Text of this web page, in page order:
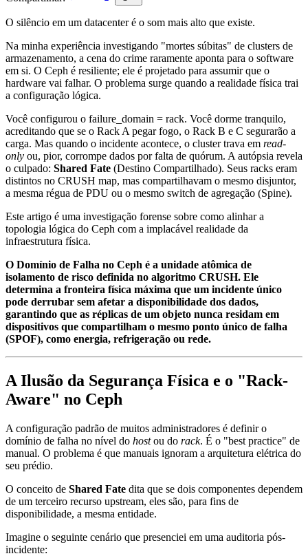
O silêncio em um datacenter é o som mais alto que existe.
Na minha experiência investigando "mortes súbitas" de clusters de
armazenamento, a cena do crime raramente aponta para o software
em si. O Ceph é resiliente; ele é projetado para assumir que o
hardware vai falhar. O problema surge quando a realidade física trai
a configuração lógica.
Você configurou o failure_domain = rack. Você dorme tranquilo,
acreditando que se o Rack A pegar fogo, o Rack B e C segurarão a
carga. Mas quando o incidente acontece, o cluster trava em read-
only ou, pior, corrompe dados por falta de quórum. A autópsia revela
o culpado: Shared Fate (Destino Compartilhado). Seus racks eram
distintos no CRUSH map, mas compartilhavam o mesmo disjuntor,
a mesma régua de PDU ou o mesmo switch de agregação (Spine).
Este artigo é uma investigação forense sobre como alinhar a
topologia lógica do Ceph com a implacável realidade da
infraestrutura física.
O Domínio de Falha no Ceph é a unidade atômica de
isolamento de risco definida no algoritmo CRUSH. Ele
determina a fronteira física máxima que um incidente único
pode derrubar sem afetar a disponibilidade dos dados,
garantindo que as réplicas de um objeto nunca residam em
dispositivos que compartilham o mesmo ponto único de falha
(SPOF), como energia, refrigeração ou rede.
A Ilusão da Segurança Física e o "Rack-
Aware" no Ceph
A configuração padrão de muitos administradores é definir o
domínio de falha no nível do hostou do rack. É o "best practice" de
manual. O problema é que manuais ignoram a arquitetura elétrica do
seu prédio.
O conceito de Shared Fate dita que se dois componentes dependem
de um terceiro recurso upstream, eles são, para fins de
disponibilidade, a mesma entidade.
Imagine o seguinte cenário que presenciei em uma auditoria pós-
incidente: